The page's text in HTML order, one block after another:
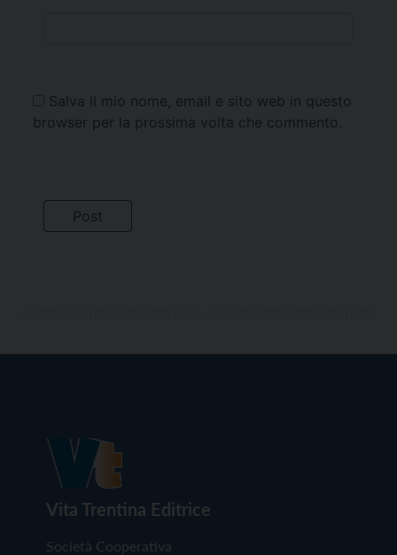
Salva il mio nome, email e sito web in questo
browser per la prossima volta che commento.
Vita Trentina Editrice
Società Cooperativa